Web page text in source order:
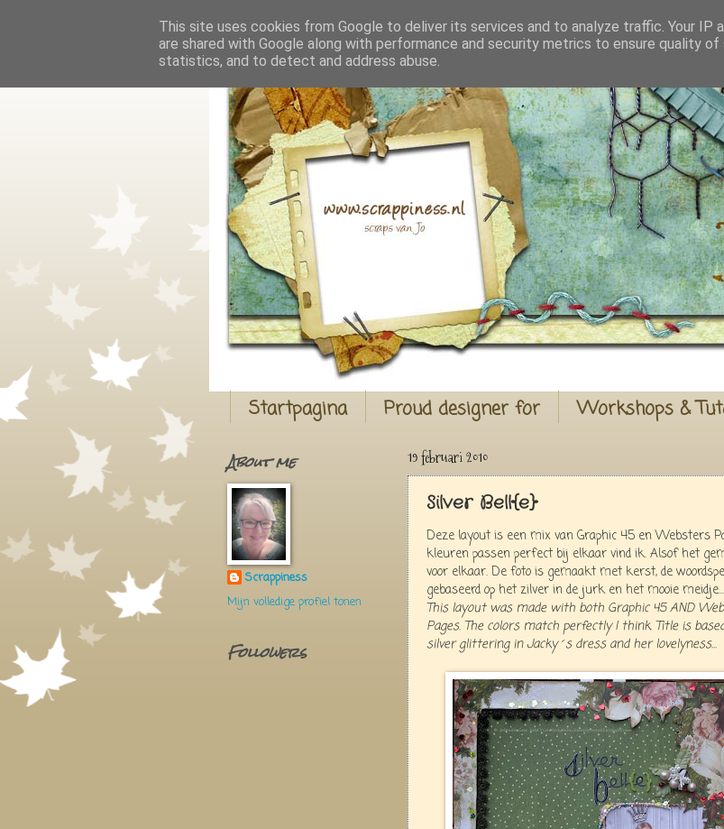
Startpagina Proud designer for Workshops &
19 februari 2010
Silver Bell{e}
Deze layout is een mix van Graphic 45 en Websters
kleuren passen perfect bij elkaar vind ik. Alsof het
voor elkaar. De foto is gemaakt met kerst, de
gebaseerd op het zilver in de jurk en het mooie
This layout was made with both Graphic 45 AND
Pages. The colors match perfectly I think. Title is
silver glittering in Jacky´s dress and her lovelyness...
About me
Scrappiness
Mijn volledige profiel tonen
Followers
This site uses cookies from Google to deliver its services and to analyze traffic. Your IP
are shared with Google along with performance and security metrics to ensure quality of
statistics, and to detect and address abuse.